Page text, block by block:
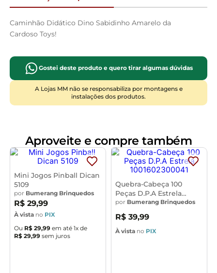
Caminhão Didático Dino Sabidinho Amarelo da
Cardoso Toys!
Gostei deste produto e quero tirar algumas dúvidas
A Lojas MM não se responsabiliza por montagens e
instalações dos produtos.
Aproveite e compre também
Mini Jogos Pinball Dican
5109
por Bumerang Brinquedos
R$ 29,99
À vista no PIX
Ou R$ 29,99 em até 1x de
R$ 29,99 sem juros
Quebra-Cabeça 100
Peças D.P.A Estrela
1001602300041
por Bumerang Brinquedos
R$ 39,99
À vista no PIX